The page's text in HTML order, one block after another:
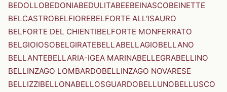
BEDOLLOBEDONIABEDULITABEEBEINASCOBEINETTE
BELCASTROBELFIOREBELFORTE ALL'ISAURO
BELFORTE DEL CHIENTIBELFORTE MONFERRATO
BELGIOIOSOBELGIRATEBELLABELLAGIOBELLANO
BELLANTEBELLARIA-IGEA MARINABELLEGRABELLINO
BELLINZAGO LOMBARDOBELLINZAGO NOVARESE
BELLIZZIBELLONABELLOSGUARDOBELLUNOBELLUSCO